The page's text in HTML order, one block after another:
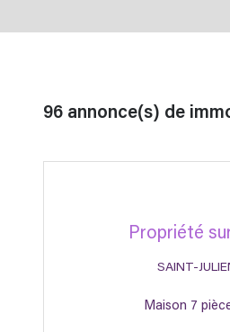
96 annonce(s) de
Propriété
SAINT-